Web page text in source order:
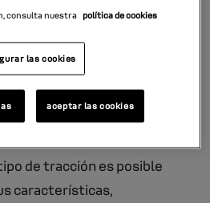
tener a grandes rasgos
tracción a las ruedas
a las ruedas traseras o
de tracción es posible
características,
consulta nuestra política de cookies
las cookies
aceptar las cookies